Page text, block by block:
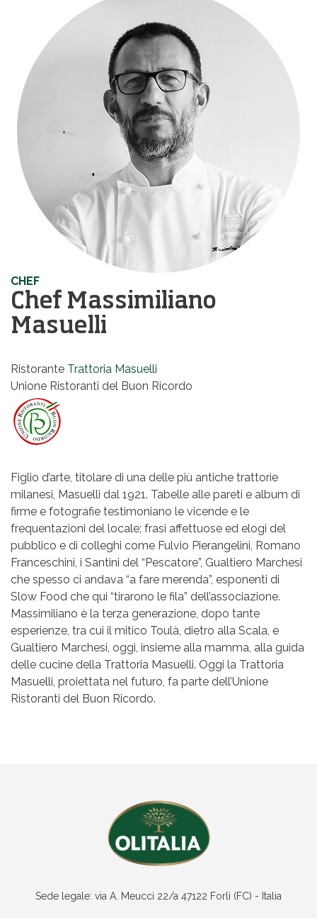
CHEF
Chef Massimiliano
Masuelli
Ristorante Trattoria Masuelli
Unione Ristoranti del Buon Ricordo
Figlio d’arte, titolare di una delle più antiche trattorie
milanesi, Masuelli dal 1921. Tabelle alle pareti e album di
firme e fotografie testimoniano le vicende e le
frequentazioni del locale; frasi affettuose ed elogi del
pubblico e di colleghi come Fulvio Pierangelini, Romano
Franceschini, i Santini del “Pescatore”, Gualtiero Marchesi
che spesso ci andava “a fare merenda”, esponenti di
Slow Food che qui “tirarono le fila” dell’associazione.
Massimiliano è la terza generazione, dopo tante
esperienze, tra cui il mitico Toulà, dietro alla Scala, e
Gualtiero Marchesi, oggi, insieme alla mamma, alla guida
delle cucine della Trattoria Masuelli. Oggi la Trattoria
Masuelli, proiettata nel futuro, fa parte dell’Unione
Ristoranti del Buon Ricordo.
Sede legale: via A. Meucci 22/a 47122 Forlì (FC) - Italia